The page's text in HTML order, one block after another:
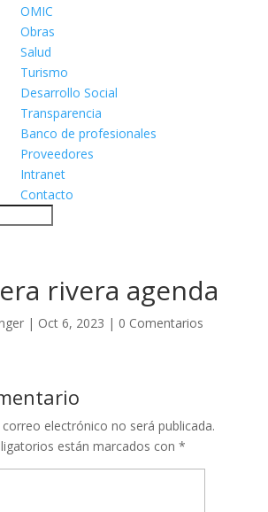
OMIC
Obras
Salud
Turismo
Desarrollo Social
Transparencia
Banco de profesionales
Proveedores
Intranet
Contacto
rivera agenda
| Oct 6, 2023 | 0 Comentarios
electrónico no será publicada.
están marcados con *